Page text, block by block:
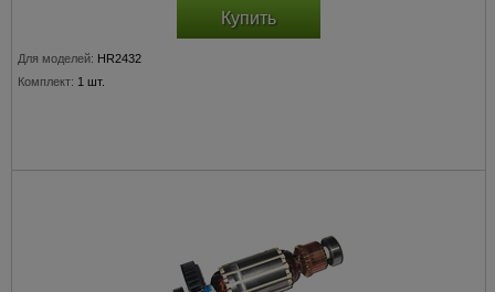
Купить
Для моделей: HR2432
Комплект: 1 шт.